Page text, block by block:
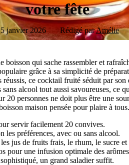
votre fête
janvier 2026 Rédigé parAmélie
boisson qui sache rassembler et
grâce à sa simplicité de
ce cocktail fruité séduit par
alcool tout aussi savoureuses, ce
personnes ne doit plus être une
maison pensée pour plaire à tous.
servir facilement 20 convives.
les préférences, avec ou sans alcool.
jus de fruits frais, le rhum, le sucre et
pour une infusion optimale des
un grand saladier suffit.